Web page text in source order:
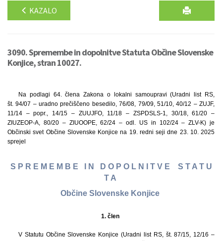
KAZALO
3090. Spremembe in dopolnitve Statuta Občine Slovenske
Konjice, stran 10027.
Na podlagi 64. člena Zakona o lokalni samoupravi (Uradni list RS,
št. 94/07 – uradno prečiščeno besedilo, 76/08, 79/09, 51/10, 40/12 – ZUJF,
11/14 – popr., 14/15 – ZUUJFO, 11/18 – ZSPDSLS-1, 30/18, 61/20 –
ZIUZEOP-A, 80/20 – ZIUOOPE, 62/24 – odl. US in 102/24 – ZLV-K) je
Občinski svet Občine Slovenske Konjice na 19. redni seji dne 23. 10. 2025
sprejel
S P R E M E M B E I N D O P O L N I T V E S T A T U
T A
Občine Slovenske Konjice
1. člen
V Statutu Občine Slovenske Konjice (Uradni list RS, št. 87/15, 12/16 –